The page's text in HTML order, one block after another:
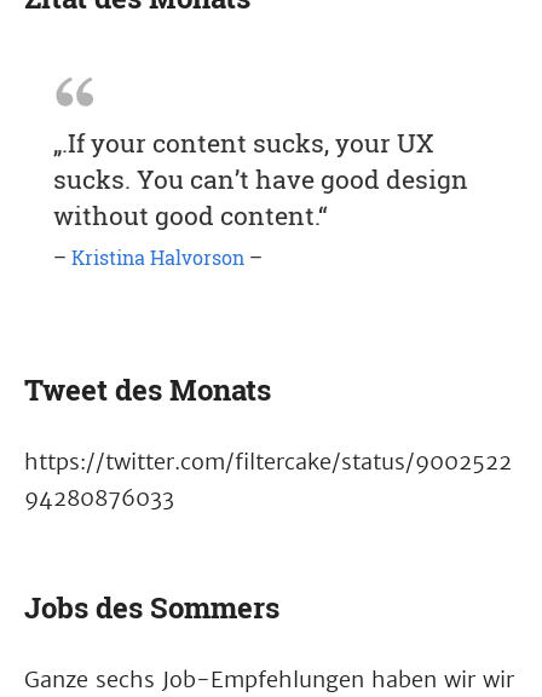
„.If your content sucks, your UX
sucks. You can’t have good design
without good content.“
– Kristina Halvorson –
Tweet des Monats
https://twitter.com/filtercake/status/9002522
94280876033
Jobs des Sommers
Ganze sechs Job-Empfehlungen haben wir wir